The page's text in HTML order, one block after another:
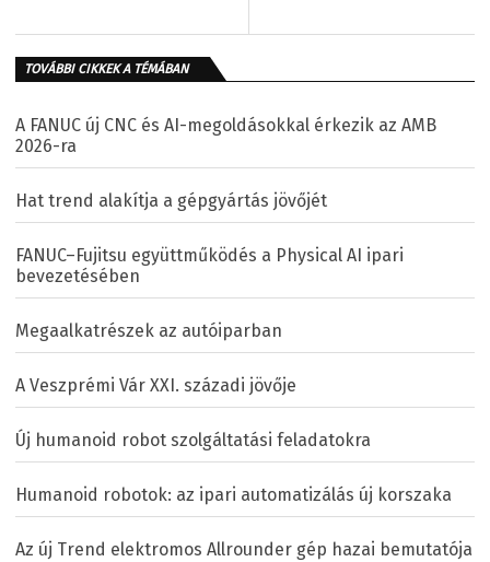
TOVÁBBI CIKKEK A TÉMÁBAN
A FANUC új CNC és AI-megoldásokkal érkezik az AMB
2026-ra
Hat trend alakítja a gépgyártás jövőjét
FANUC–Fujitsu együttműködés a Physical AI ipari
bevezetésében
Megaalkatrészek az autóiparban
A Veszprémi Vár XXI. századi jövője
Új humanoid robot szolgáltatási feladatokra
Humanoid robotok: az ipari automatizálás új korszaka
Az új Trend elektromos Allrounder gép hazai bemutatója